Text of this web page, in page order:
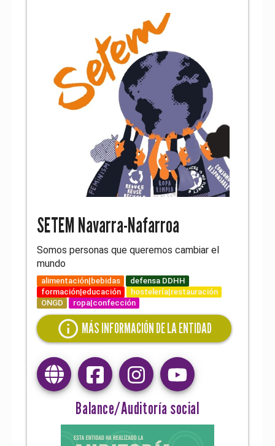
SETEM Navarra-Nafarroa
Somos personas que queremos cambiar el
mundo
alimentación|bebidas
defensa DDHH
formación|educación
hostelería|restauración
ONGD
ropa|confección
info MÁS INFORMACIÓN DE LA ENTIDAD
Balance/Auditoría social